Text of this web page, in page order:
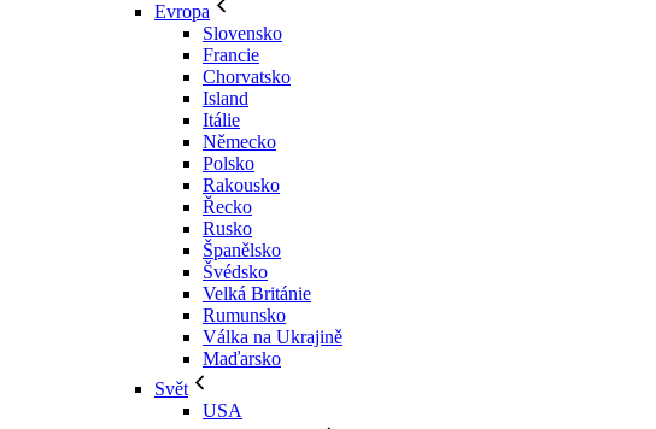
Evropa
Slovensko
Francie
Chorvatsko
Island
Itálie
Německo
Polsko
Rakousko
Řecko
Rusko
Španělsko
Švédsko
Velká Británie
Rumunsko
Válka na Ukrajině
Maďarsko
Svět
USA